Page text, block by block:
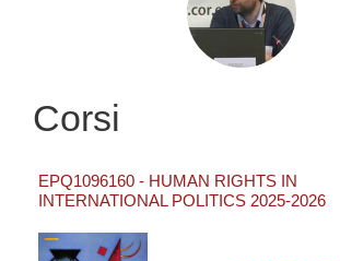
Corsi
EPQ1096160 - HUMAN RIGHTS IN
INTERNATIONAL POLITICS 2025-2026